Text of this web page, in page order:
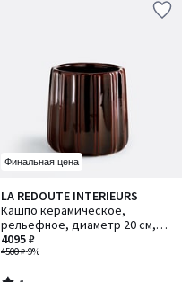
Финальная цена
LA REDOUTE INTERIEURS
Кашпо керамическое,
рельефное, диаметр 20 см,
LYNOA / ЛИНОА
4500 ₽-9%
4095 ₽
1
/
5